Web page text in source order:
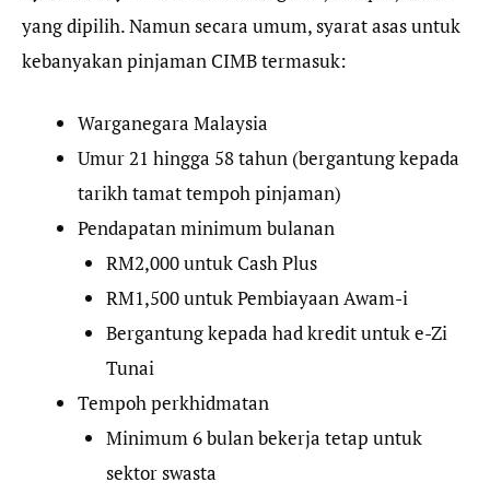
yang dipilih. Namun secara umum, syarat asas untuk
kebanyakan pinjaman CIMB termasuk:
Warganegara Malaysia
Umur 21 hingga 58 tahun (bergantung kepada
tarikh tamat tempoh pinjaman)
Pendapatan minimum bulanan
RM2,000 untuk Cash Plus
RM1,500 untuk Pembiayaan Awam-i
Bergantung kepada had kredit untuk e-Zi
Tunai
Tempoh perkhidmatan
Minimum 6 bulan bekerja tetap untuk
sektor swasta